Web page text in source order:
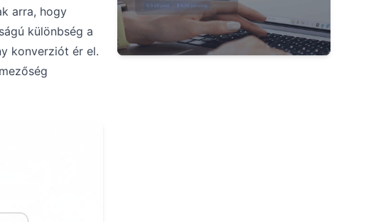
arra, hogy
különbség a
konverziót ér el.